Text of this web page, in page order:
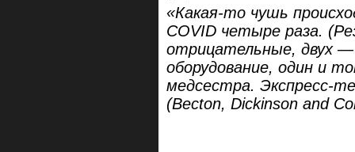
«Какая-то чушь
COVID четыре раза.
отрицательные, двух
оборудование, один и
медсестра. Экспресс-
(Becton, Dickinson and